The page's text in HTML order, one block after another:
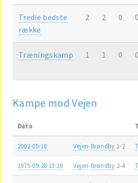
Tredie bedste
række
2 2 0 0
Træningskamp 1 1 0 0
Kampe mod Vejen
Dato
2002-05-18 Vejen-Brøndby 1-2
1975-09-28 13:30 Vejen-Brøndby 2-4